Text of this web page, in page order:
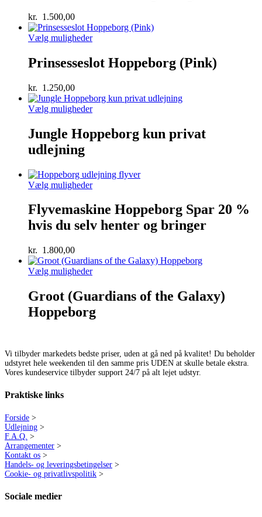
kr. 1.500,00
Vælg muligheder
Prinsesseslot Hoppeborg (Pink)
kr. 1.250,00
Vælg muligheder
Jungle Hoppeborg kun privat
udlejning
Vælg muligheder
Flyvemaskine Hoppeborg Spar 20 %
hvis du selv henter og bringer
kr. 1.800,00
Vælg muligheder
Groot (Guardians of the Galaxy)
Hoppeborg
Vi tilbyder markedets bedste priser, uden at gå ned på kvalitet! Du beholder
udstyret hele weekenden til den samme pris UDEN at skulle betale ekstra.
Vores kundeservice tilbyder support 24/7 på alt lejet udstyr.
Praktiske links
Forside >
Udlejning >
F.A.Q. >
Arrangementer >
Kontakt os >
Handels- og leveringsbetingelser >
Cookie- og privatlivspolitik >
Sociale medier